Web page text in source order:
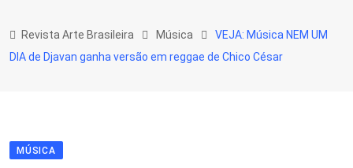
to
content
Revista Arte Brasileira Música
VEJA: Música NEM UM
DIA de Djavan ganha versão em reggae de Chico César
MÚSICA